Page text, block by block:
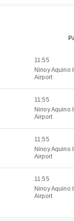
11:55
Ninoy Aquino
Airport
11:55
Ninoy Aquino
Airport
11:55
Ninoy Aquino
Airport
11:55
Ninoy Aquino
Airport